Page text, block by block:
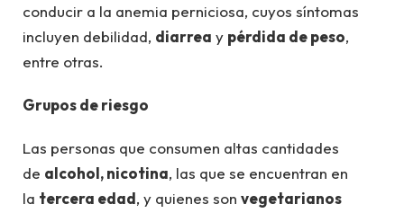
conducir a la anemia perniciosa, cuyos síntomas
incluyen debilidad, diarrea y pérdida de peso,
entre otras.
Grupos de riesgo
Las personas que consumen altas cantidades
de alcohol, nicotina, las que se encuentran en
la tercera edad, y quienes son vegetarianos